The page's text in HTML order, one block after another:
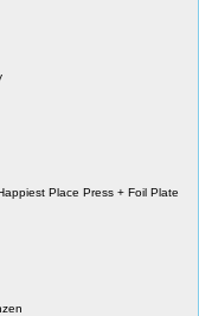
Place Press + Foil Plate